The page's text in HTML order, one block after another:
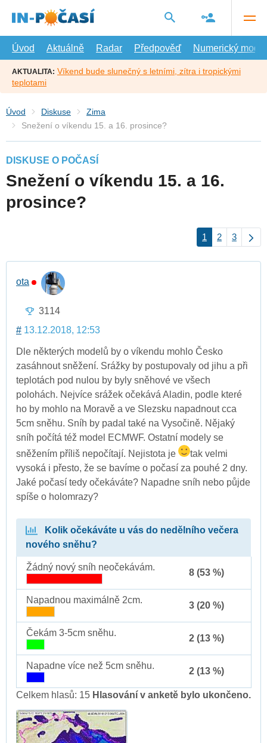
hlavní
Úvod
Aktuálně Radar Předpověď Numerický model
AKTUALITA: Víkend bude slunečný s letními, zítra i tropickými
teplotami
Úvod Diskuse
Zima
Snežení o víkendu 15. a 16. prosince?
DISKUSE O POČASÍ
Snežení o víkendu 15. a 16.
prosince?
1 2 3
ota
3114
# 13.12.2018, 12:53
Dle některých modelů by o víkendu mohlo Česko
zasáhnout sněžení. Srážky by postupovaly od jihu a při
teplotách pod nulou by byly sněhové ve všech
polohách. Nejvíce srážek očekává Aladin, podle které
ho by mohlo na Moravě a ve Slezsku napadnout cca
5cm sněhu. Sníh by padal také na Vysočině. Nějaký
sníh počítá též model ECMWF. Ostatní modely se
sněžením příliš nepočítají. Nejistota je
tak velmi
vysoká i přesto, že se bavíme o počasí za pouhé 2 dny.
Jaké počasí tedy očekáváte? Napadne sníh nebo půjde
spíše o holomrazy?
Kolik očekáváte u vás do nedělního večera
nového sněhu?
Žádný nový sníh neočekávám.
8 (53 %)
Napadnou maximálně 2cm.
3 (20 %)
Čekám 3-5cm sněhu.
2 (13 %)
Napadne více než 5cm sněhu.
2 (13 %)
Celkem hlasů: 15 Hlasování v anketě bylo ukončeno.